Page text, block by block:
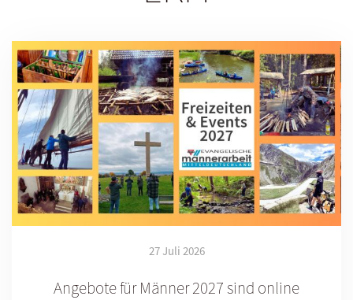
27 Juli 2026
Angebote für Männer 2027 sind online